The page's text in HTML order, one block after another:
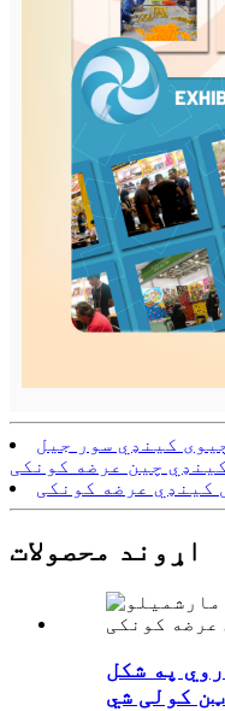
کینډي سور جیل
چین عرضه کونکی
کینډي عرضه کونکی
اړوند محصولات
په شکل